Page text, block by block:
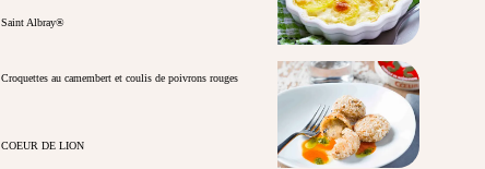
Saint Albray®
Croquettes au camembert et coulis de poivrons rouges
COEUR DE LION